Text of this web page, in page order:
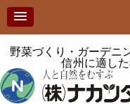
野菜づくり・ガーデニ
信州に適し